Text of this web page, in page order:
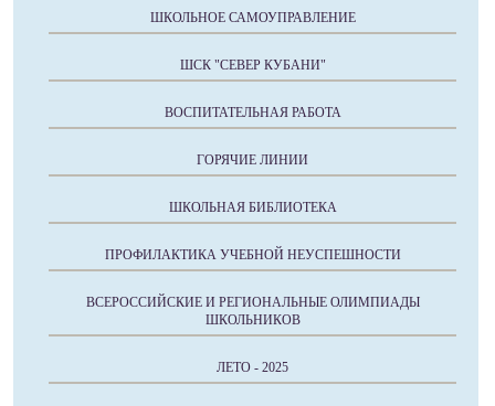
ШКОЛЬНОЕ САМОУПРАВЛЕНИЕ
ШСК "СЕВЕР КУБАНИ"
ВОСПИТАТЕЛЬНАЯ РАБОТА
ГОРЯЧИЕ ЛИНИИ
ШКОЛЬНАЯ БИБЛИОТЕКА
ПРОФИЛАКТИКА УЧЕБНОЙ НЕУСПЕШНОСТИ
ВСЕРОССИЙСКИЕ И РЕГИОНАЛЬНЫЕ ОЛИМПИАДЫ
ШКОЛЬНИКОВ
ЛЕТО - 2025